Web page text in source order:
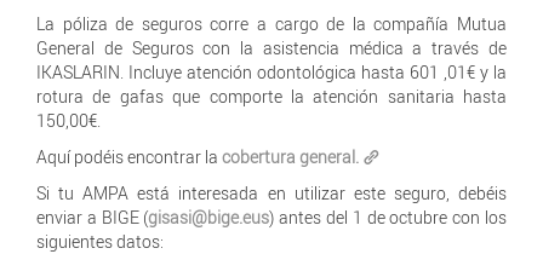
La póliza de seguros corre a cargo de la compañía Mutua
General de Seguros con la asistencia médica a través de
IKASLARIN. Incluye atención odontológica hasta 601 ,01€ y la
rotura de gafas que comporte la atención sanitaria hasta
150,00€.
Aquí podéis encontrar la cobertura general.
Si tu AMPA está interesada en utilizar este seguro, debéis
enviar a BIGE (gisasi@bige.eus) antes del 1 de octubre con los
siguientes datos: